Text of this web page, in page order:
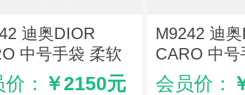
迪奥DIOR
中号手袋 柔软
革藤格纹 白色
： ￥2150元
M9242 迪
CARO 中号
牛皮革藤格
会员价：